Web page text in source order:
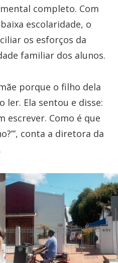
completo. Com
escolaridade, o
os esforços da
familiar dos alunos.
porque o filho dela
ler. Ela sentou e disse:
escrever. Como é que
conta a diretora da